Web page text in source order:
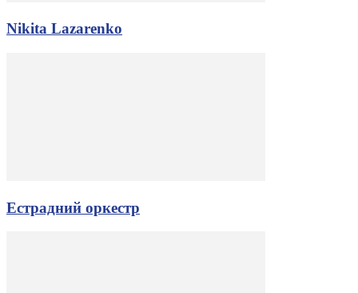
Nikita Lazarenko
Естрадний оркестр